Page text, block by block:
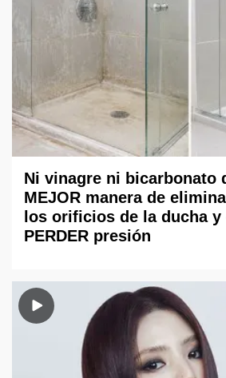
Ni vinagre ni bicarbonato
MEJOR manera de
los orificios de la ducha y
PERDER presión